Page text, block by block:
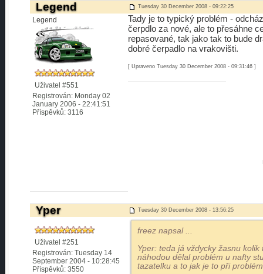
Legend Tuesday 30 December 2008 - 09:22:25
Legend
Uživatel #551
Registrován: Monday 02
January 2006 - 22:41:51
Příspěvků: 3116
Tady je to typický problém -
čerpdlo za nové, ale to přesáhne
repasované, tak jako tak to bude
dobré čerpadlo na vrakovišti.
[ Upraveno Tuesday 30 December 2008 - 09:31:46 ]
Yper Tuesday 30 December 2008 - 13:56:25
Uživatel #251
Registrován: Tuesday 14
September 2004 - 10:28:45
Příspěvků: 3550
freez napsal...
Yper: teda já vždycky žasnu
náhodou dělal problém u nafty
tazatelku a to jak je to při